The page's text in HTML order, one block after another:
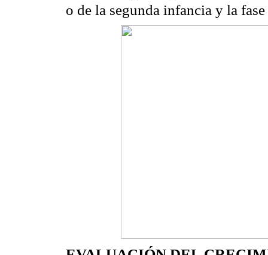
o de la segunda infancia y la